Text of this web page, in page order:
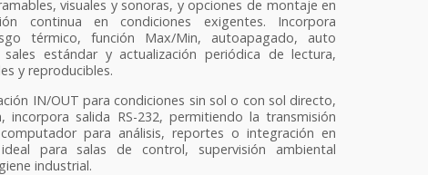
visuales y sonoras, y opciones de montaje en
continua en condiciones exigentes. Incorpora
térmico, función Max/Min, autoapagado, auto
estándar y actualización periódica de lectura,
y reproducibles.
IN/OUT para condiciones sin sol o con sol directo,
salida RS-232, permitiendo la transmisión
para análisis, reportes o integración en
para salas de control, supervisión ambiental
industrial.